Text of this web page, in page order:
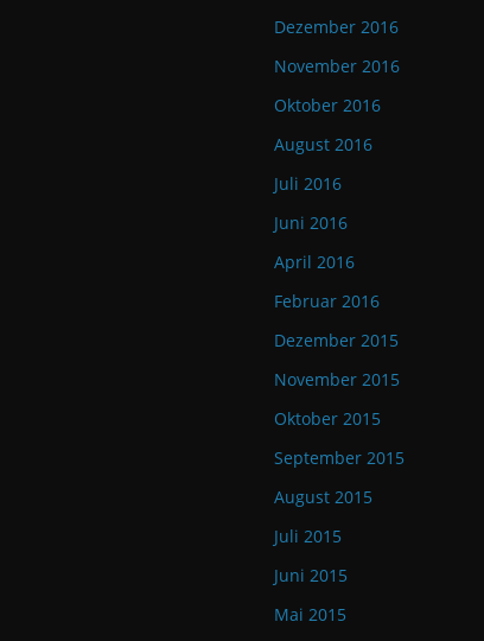
Dezember 2016
November 2016
Oktober 2016
August 2016
Juli 2016
Juni 2016
April 2016
Februar 2016
Dezember 2015
November 2015
Oktober 2015
September 2015
August 2015
Juli 2015
Juni 2015
Mai 2015